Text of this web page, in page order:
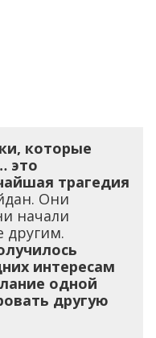
которые
это
трагедия
Они
начали
другим.
интересам
одной
другую